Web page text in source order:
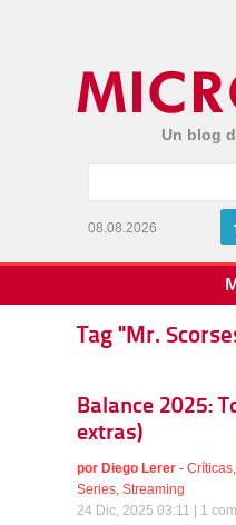
Un blog
08.08.2026
Tag "Mr.
Balance 2025:
extras)
por Diego Lerer - Críticas,
Series, Streaming
24 Dic, 2025 03:11 | 1